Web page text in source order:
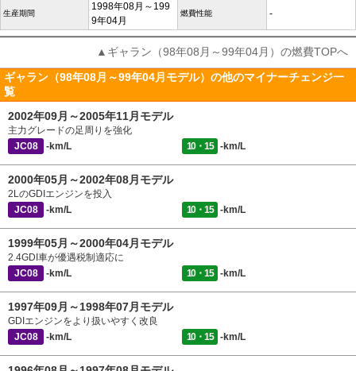
生産期間
1998年08月～199
9年04月
燃費性能 -
▲ギャラン（98年08月～99年04月）の燃費TOPへ
ギャラン（98年08月～99年04月モデル）の他のマイナーチェンジ一
覧
2002年09月～2005年11月モデル
主力グレードの足周りを強化
JC08
-km/L 10・15 -km/L
2000年05月～2002年08月モデル
2LのGDIエンジンを投入
JC08
-km/L 10・15 -km/L
1999年05月～2000年04月モデル
2.4GDI車が優遇税制適応に
JC08
-km/L 10・15 -km/L
1997年09月～1998年07月モデル
GDIエンジンをより扱いやすく改良
JC08
-km/L 10・15 -km/L